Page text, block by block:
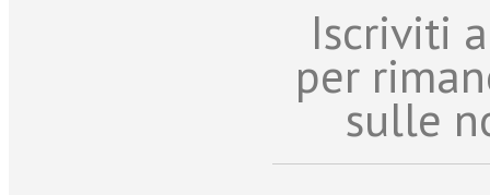
Iscriviti
per
sulle